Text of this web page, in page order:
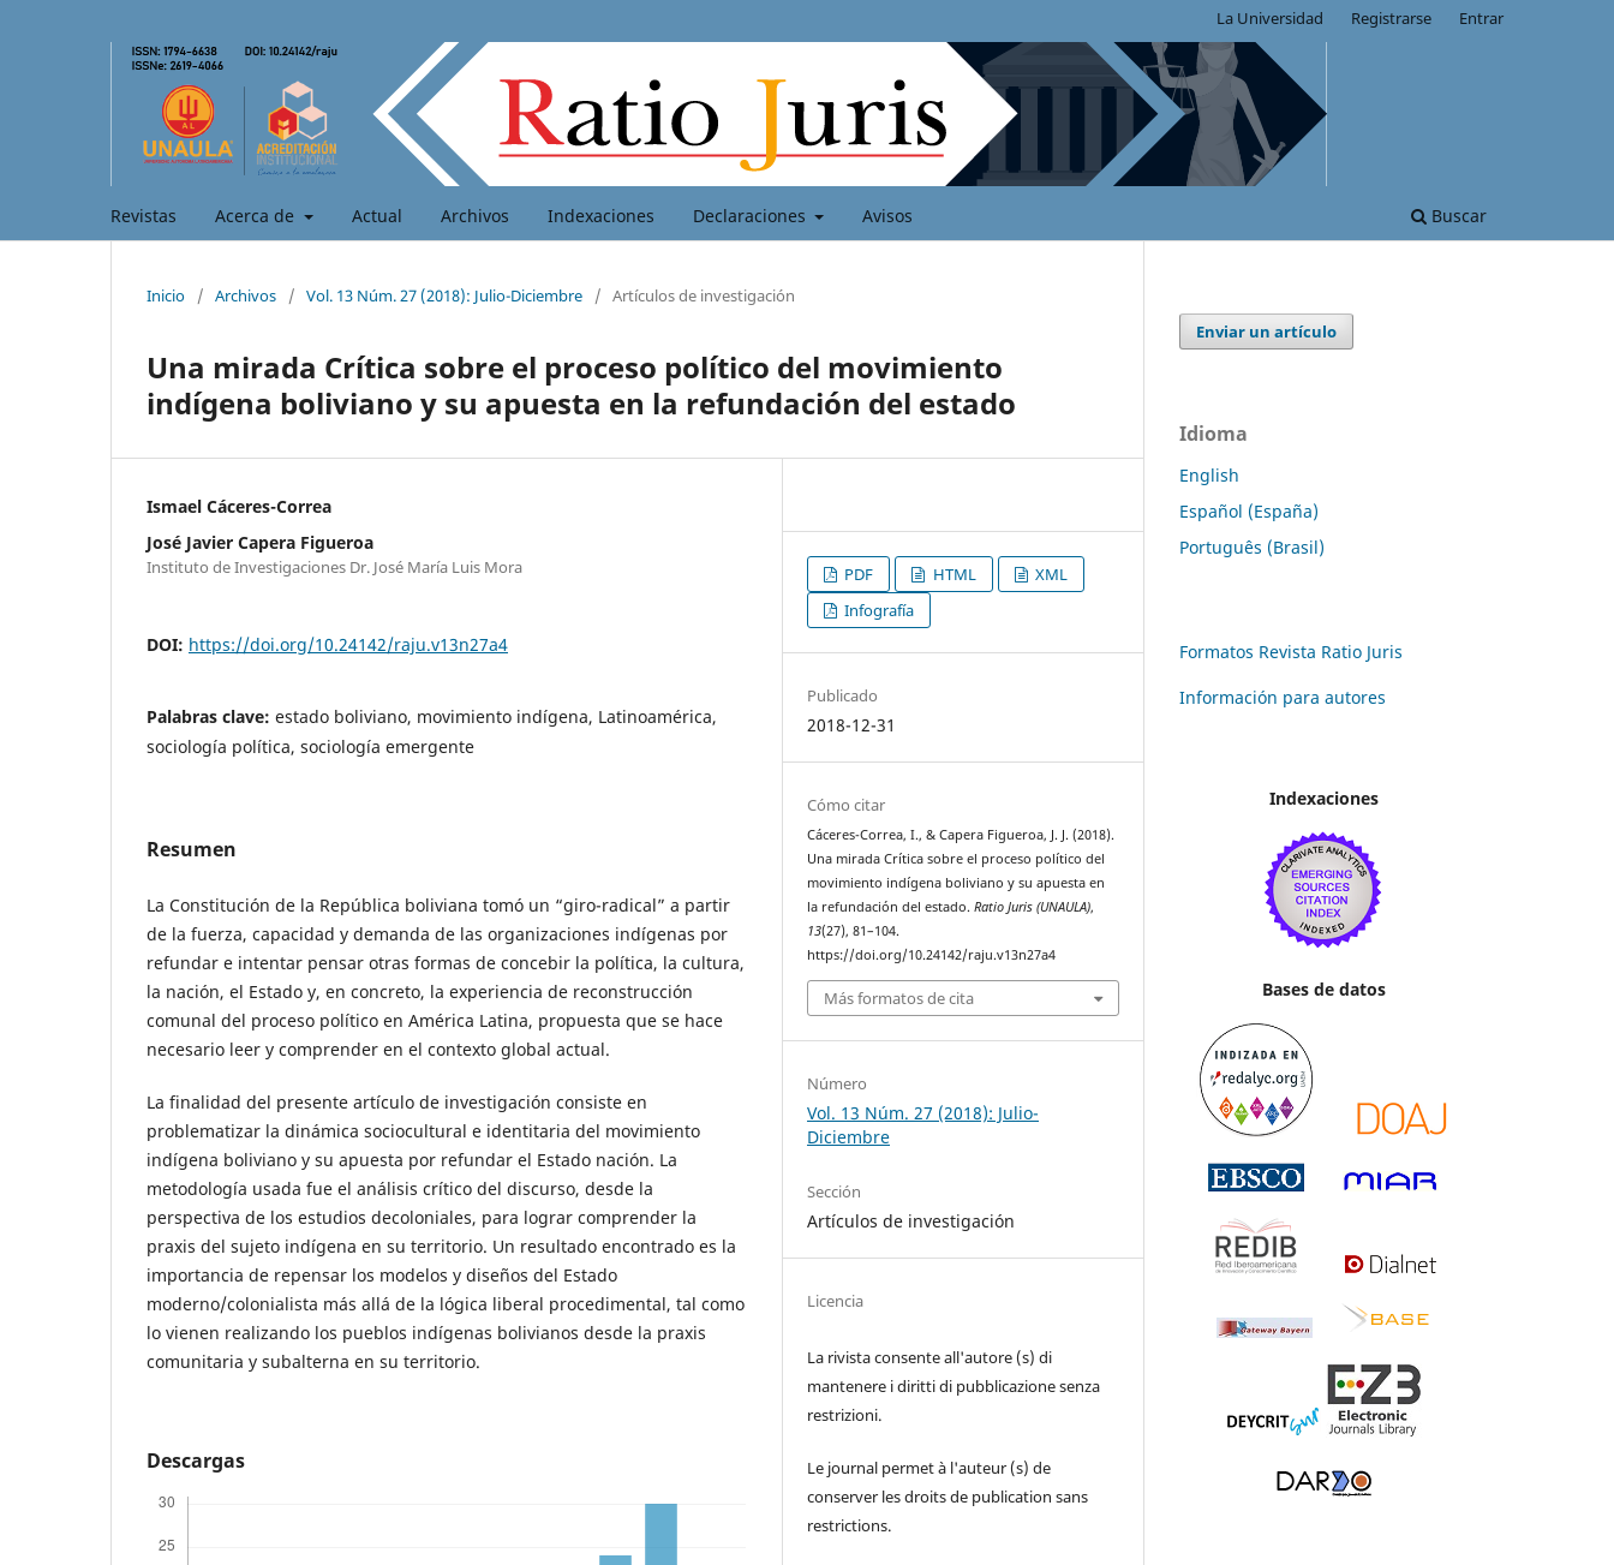
Revistas Acerca de Actual Archivos Indexaciones Declaraciones Avisos Buscar
La Universidad Registrarse Entrar
Inicio / Archivos / Vol. 13 Núm. 27 (2018): Julio-Diciembre / Artículos de investigación
Una mirada Crítica sobre el proceso político del movimiento
indígena boliviano y su apuesta en la refundación del estado
Ismael Cáceres-Correa
José Javier Capera Figueroa
Instituto de Investigaciones Dr. José María Luis Mora
DOI: https://doi.org/10.24142/raju.v13n27a4
Palabras clave: estado boliviano, movimiento indígena, Latinoamérica,
sociología política, sociología emergente
Resumen
La Constitución de la República boliviana tomó un “giro-radical” a partir
de la fuerza, capacidad y demanda de las organizaciones indígenas por
refundar e intentar pensar otras formas de concebir la política, la cultura,
la nación, el Estado y, en concreto, la experiencia de reconstrucción
comunal del proceso político en América Latina, propuesta que se hace
necesario leer y comprender en el contexto global actual.
La finalidad del presente artículo de investigación consiste en
problematizar la dinámica sociocultural e identitaria del movimiento
indígena boliviano y su apuesta por refundar el Estado nación. La
metodología usada fue el análisis crítico del discurso, desde la
perspectiva de los estudios decoloniales, para lograr comprender la
praxis del sujeto indígena en su territorio. Un resultado encontrado es la
importancia de repensar los modelos y diseños del Estado
moderno/colonialista más allá de la lógica liberal procedimental, tal como
lo vienen realizando los pueblos indígenas bolivianos desde la praxis
comunitaria y subalterna en su territorio.
Descargas
PDF HTML
XML
Infografía
Publicado
2018-12-31
Cómo citar
Cáceres-Correa, I., & Capera Figueroa, J. J. (2018).
Una mirada Crítica sobre el proceso político del
movimiento indígena boliviano y su apuesta en
la refundación del estado.Ratio Juris (UNAULA),
13(27), 81–104.
https://doi.org/10.24142/raju.v13n27a4
Más formatos de cita
Número
Vol. 13 Núm. 27 (2018): Julio-
Diciembre
Sección
Artículos de investigación
Licencia
La rivista consente all'autore (s) di
mantenere i diritti di pubblicazione senza
restrizioni.
Le journal permet à l'auteur (s) de
conserver les droits de publication sans
restrictions.
Enviar un artículo
Idioma
English
Español (España)
Português (Brasil)
Formatos Revista Ratio Juris
Información para autores
Indexaciones
Bases de datos